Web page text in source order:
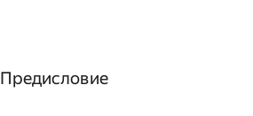
Предисловие